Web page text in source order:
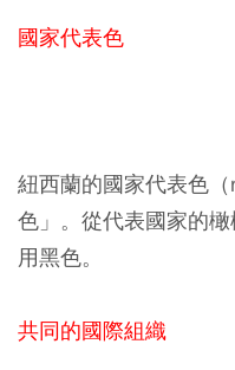
國家代表色
紐西蘭的國家代表色
色」。從代表國家的
用黑色。
共同的國際組織